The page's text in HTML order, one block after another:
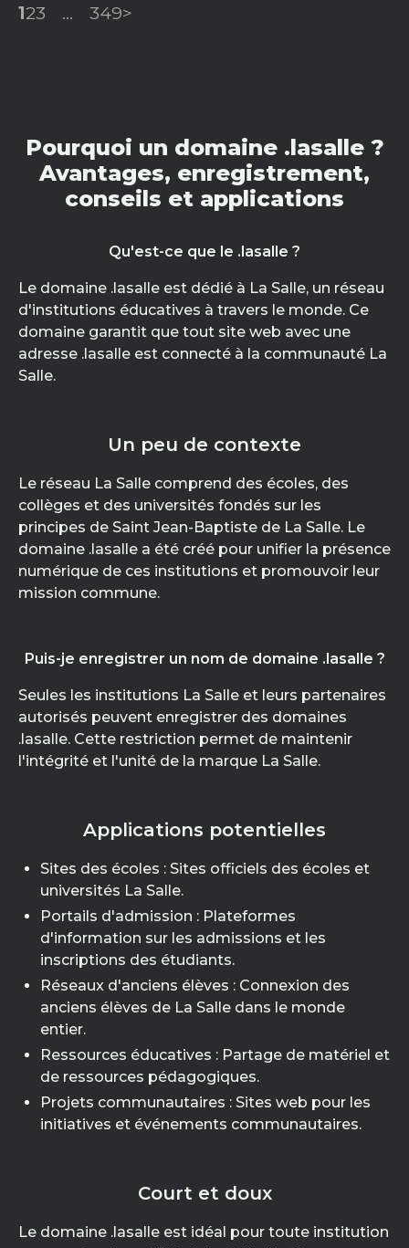
123 ... 349>
Pourquoi un domaine .lasalle ?
Avantages, enregistrement,
conseils et applications
Qu'est-ce que le .lasalle ?
Le domaine .lasalle est dédié à La Salle, un réseau
d'institutions éducatives à travers le monde. Ce
domaine garantit que tout site web avec une
adresse .lasalle est connecté à la communauté La
Salle.
Un peu de contexte
Le réseau La Salle comprend des écoles, des
collèges et des universités fondés sur les
principes de Saint Jean-Baptiste de La Salle. Le
domaine .lasalle a été créé pour unifier la présence
numérique de ces institutions et promouvoir leur
mission commune.
Puis-je enregistrer un nom de domaine .lasalle ?
Seules les institutions La Salle et leurs partenaires
autorisés peuvent enregistrer des domaines
.lasalle. Cette restriction permet de maintenir
l'intégrité et l'unité de la marque La Salle.
Applications potentielles
Sites des écoles : Sites officiels des écoles et
universités La Salle.
Portails d'admission : Plateformes
d'information sur les admissions et les
inscriptions des étudiants.
Réseaux d'anciens élèves : Connexion des
anciens élèves de La Salle dans le monde
entier.
Ressources éducatives : Partage de matériel et
de ressources pédagogiques.
Projets communautaires : Sites web pour les
initiatives et événements communautaires.
Court et doux
Le domaine .lasalle est idéal pour toute institution